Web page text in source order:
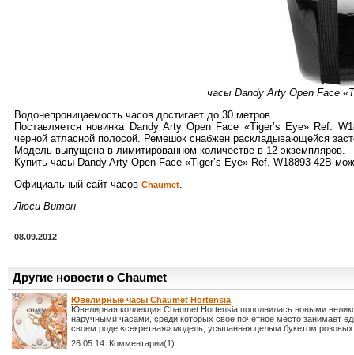
часы Dandy Arty Open Face
Водонепроницаемость часов достигает до 30 метров.
Поставляется новинка Dandy Arty Open Face «Tiger’s Eye» Ref.
черной атласной полосой. Ремешок снабжен раскладывающейся
Модель выпущена в лимитированном количестве в 12 экземпляров.
Купить часы Dandy Arty Open Face «Tiger’s Eye» Ref. W18893-42B
Официальный сайт часов Chaumet.
Люси Витон
08.09.2012
Другие новости о Chaumet
Ювелирные часы Chaumet Hortensia
Ювелирная коллекция Chaumet Hortensia пополнилась новыми
наручными часами, среди которых свое почетное место занимает
своем роде «секретная» модель, усыпанная целым букетом розовых
26.05.14 Комментарии(1)